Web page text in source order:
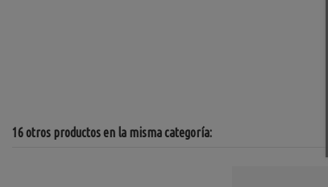
16 otros productos en la misma categoría: